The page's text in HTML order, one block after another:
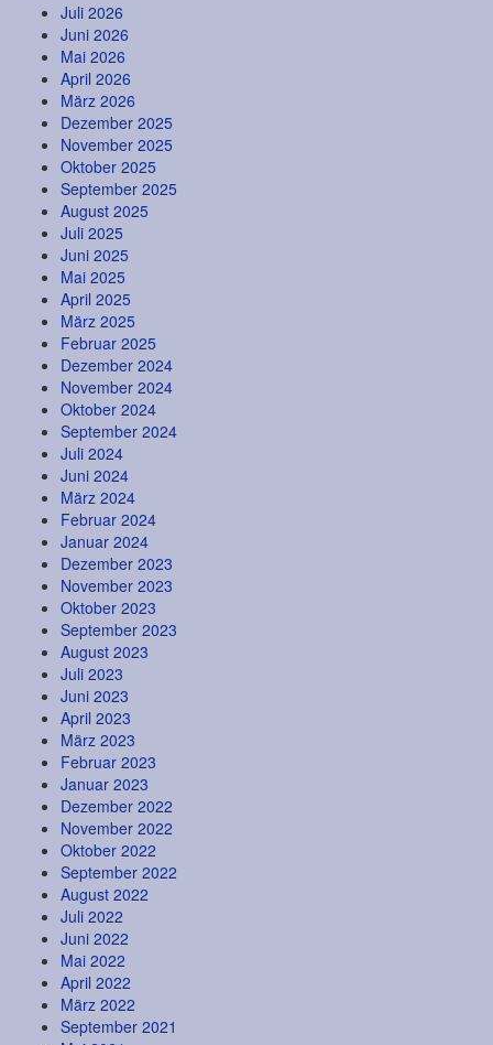
Juli 2026
Juni 2026
Mai 2026
April 2026
März 2026
Dezember 2025
November 2025
Oktober 2025
September 2025
August 2025
Juli 2025
Juni 2025
Mai 2025
April 2025
März 2025
Februar 2025
Dezember 2024
November 2024
Oktober 2024
September 2024
Juli 2024
Juni 2024
März 2024
Februar 2024
Januar 2024
Dezember 2023
November 2023
Oktober 2023
September 2023
August 2023
Juli 2023
Juni 2023
April 2023
März 2023
Februar 2023
Januar 2023
Dezember 2022
November 2022
Oktober 2022
September 2022
August 2022
Juli 2022
Juni 2022
Mai 2022
April 2022
März 2022
September 2021